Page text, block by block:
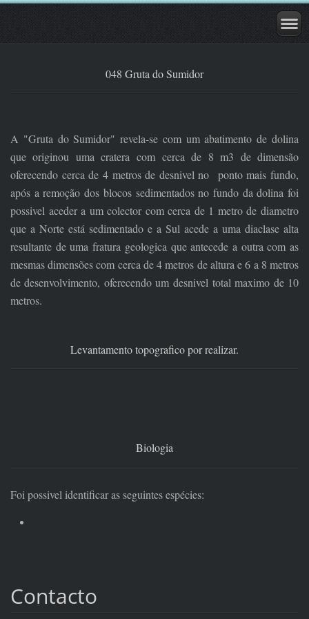
048 Gruta do Sumidor
A "Gruta do Sumidor" revela-se com um abatimento de dolina
que originou uma cratera com cerca de 8 m3 de dimensão
oferecendo cerca de 4 metros de desnivel no ponto mais fundo,
após a remoção dos blocos sedimentados no fundo da dolina foi
possivel aceder a um colector com cerca de 1 metro de diametro
que a Norte está sedimentado e a Sul acede a uma diaclase alta
resultante de uma fratura geologica que antecede a outra com as
mesmas dimensões com cerca de 4 metros de altura e 6 a 8 metros
de desenvolvimento, oferecendo um desnivel total maximo de 10
metros.
Levantamento topografico por realizar.
Biologia
Foi possivel identificar as seguintes espécies:
Contacto